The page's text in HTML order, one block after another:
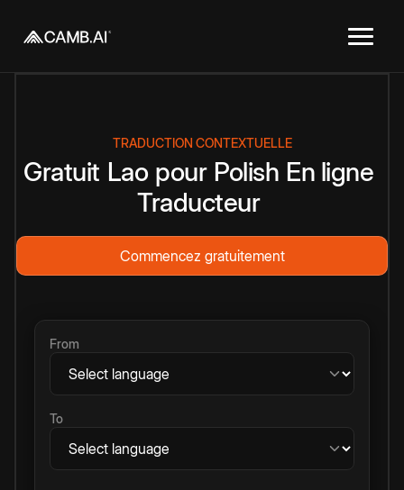
TRADUCTION CONTEXTUELLE
Gratuit Lao pour Polish En ligne
Traducteur
Commencez gratuitement
From
To